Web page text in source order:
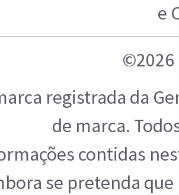
e
©2026
registrada da
de marca.
contidas
se pretenda